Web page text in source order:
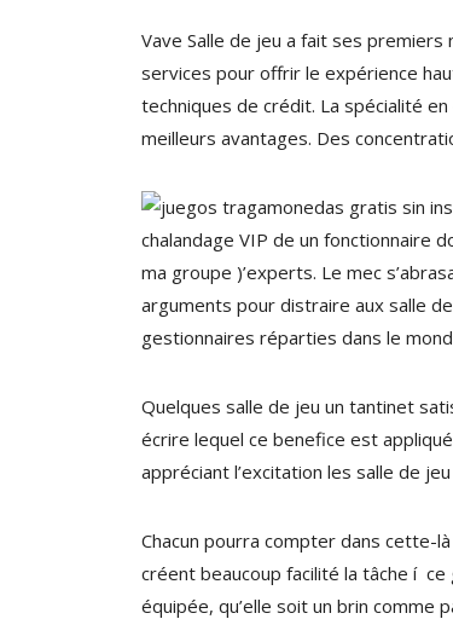
Vave Salle de jeu a fait ses
services pour offrir le expérience
techniques de crédit. La spécialité
meilleurs avantages. Des
chalandage VIP de un fonctionnaire
ma groupe )’experts. Le mec
arguments pour distraire aux salle
gestionnaires réparties dans le
Quelques salle de jeu un tantinet
écrire lequel ce benefice est
appréciant l’excitation les salle de
Chacun pourra compter dans cette-
créent beaucoup facilité la tâche í
équipée, qu’elle soit un brin